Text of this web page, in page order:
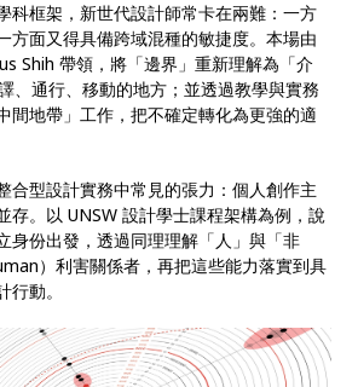
科框架，新世代設計師常卡在兩難：一方
方面又得具備跨域混種的敏捷度。本場由
Shih 帶領，將「邊界」重新理解為「介
通行、移動的地方；並透過教學與實務
間地帶」工作，把不確定轉化為更強的適
合型設計實務中常見的張力：個人創作主
存。以 UNSW 設計學士課程架構為例，說
身份出發，透過同理理解「人」與「非
）利害關係者，再把這些能力落實到具
動。